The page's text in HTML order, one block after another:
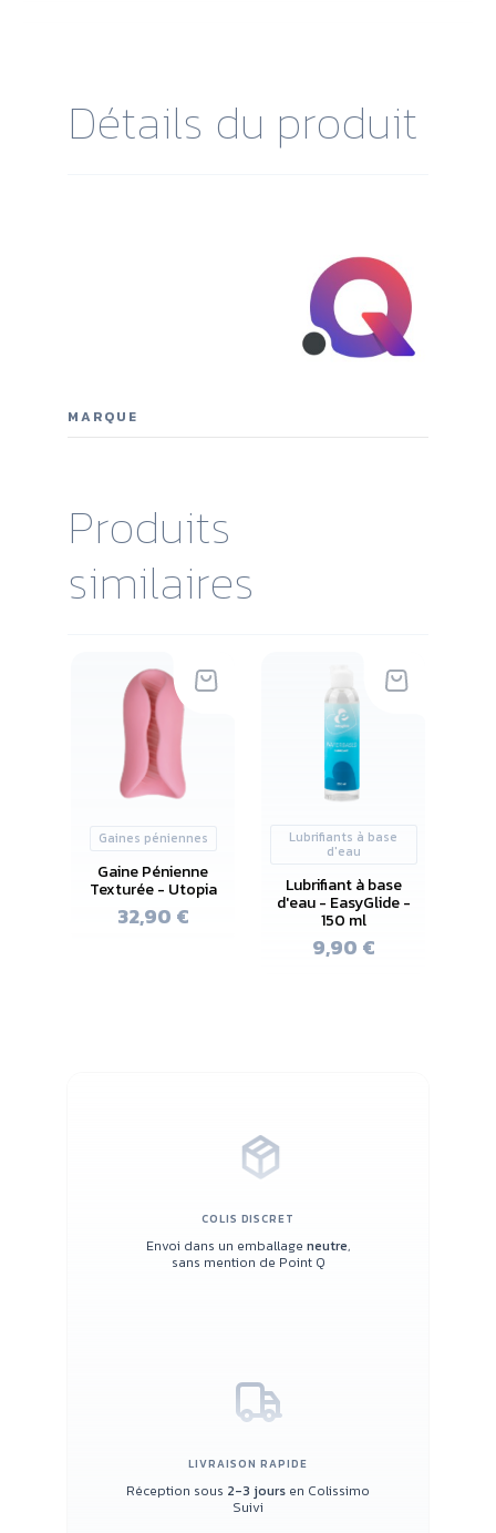
Détails du produit
MARQUE
Produits
similaires
Gaines péniennes
Gaine Pénienne
Texturée - Utopia
32,90 €
Lubrifiants à base
d'eau
Lubrifiant à base
d'eau - EasyGlide -
150 ml
9,90 €
COLIS DISCRET
Envoi dans un emballage neutre,
sans mention de Point Q
LIVRAISON RAPIDE
Réception sous 2-3 jours en Colissimo
Suivi